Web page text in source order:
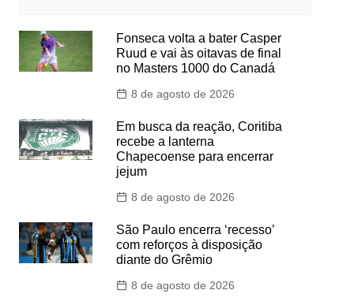
Fonseca volta a bater Casper
Ruud e vai às oitavas de final
no Masters 1000 do Canadá
8 de agosto de 2026
Em busca da reação, Coritiba
recebe a lanterna
Chapecoense para encerrar
jejum
8 de agosto de 2026
São Paulo encerra ‘recesso’
com reforços à disposição
diante do Grêmio
8 de agosto de 2026